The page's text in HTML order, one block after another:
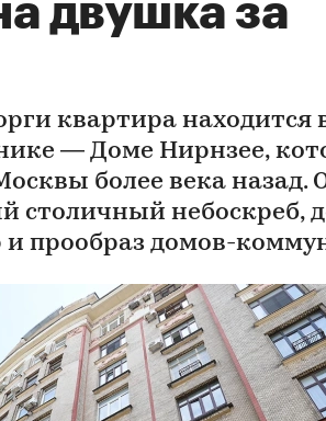
двушка за
квартира находится
— Доме Нирнзее,
более века назад.
столичный небоскреб,
прообраз домов-